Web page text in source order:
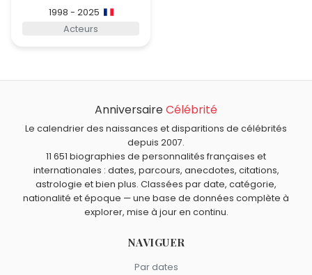
1998 - 2025
Acteurs
AnniversaireCélébrité
Le calendrier des naissances et disparitions de célébrités
depuis 2007.
11 651 biographies de personnalités françaises et
internationales : dates, parcours, anecdotes, citations,
astrologie et bien plus. Classées par date, catégorie,
nationalité et époque — une base de données complète à
explorer, mise à jour en continu.
NAVIGUER
Par dates